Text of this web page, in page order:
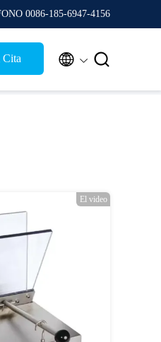
0086-185-6947-4156
Cita  
El video